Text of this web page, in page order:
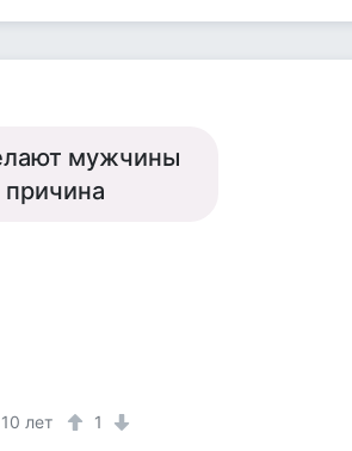
мужчины
10 лет 1